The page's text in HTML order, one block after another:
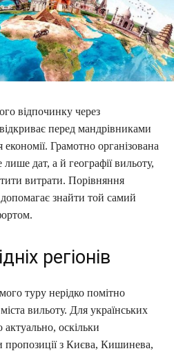
відпочинку через
перед мандрівниками
Грамотно організована
лише дат, а й географії вильоту,
витрати. Порівняння
допомагає знайти той самий
регіонів
туру нерідко помітно
вильоту. Для українських
оскільки
пропозиції з Києва, Кишинева,